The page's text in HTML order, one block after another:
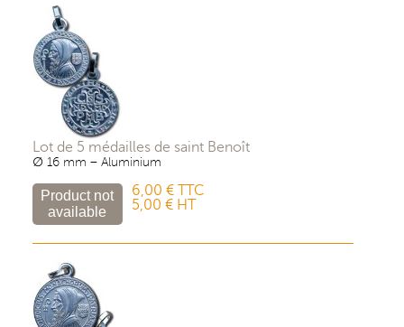
Lot de 5 médailles de saint Benoît
∅ 16 mm – Aluminium
6,00 € TTC
5,00 € HT